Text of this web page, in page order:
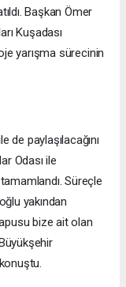
Başkan Ömer
Kuşadası
yarışma sürecinin
de paylaşılacağını
Odası ile
Süreçle
yakından
bize ait olan